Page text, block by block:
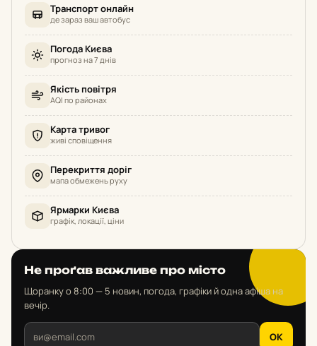
Транспорт онлайн
де зараз ваш автобус
Погода Києва
прогноз на 7 днів
Якість повітря
AQI по районах
Карта тривог
живі сповіщення
Перекриття доріг
мапа обмежень руху
Ярмарки Києва
графік, локації, ціни
Не проґав важливе про місто
Щоранку о 8:00 — 5 новин, погода, графіки й одна афіша на
вечір.
OK